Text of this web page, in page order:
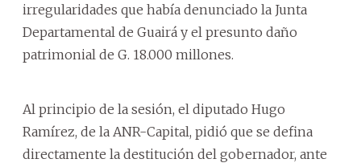
irregularidades que había denunciado la Junta
Departamental de Guairá y el presunto daño
patrimonial de G. 18.000 millones.
Al principio de la sesión, el diputado Hugo
Ramírez, de la ANR-Capital, pidió que se defina
directamente la destitución del gobernador, ante